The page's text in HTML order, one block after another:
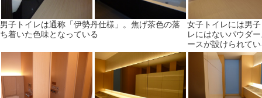
男子トイレは通称「伊勢丹仕様」。焦げ茶色の落
ち着いた色味となっている
女子トイレには男
レにはないパウダ
ースが設けられて